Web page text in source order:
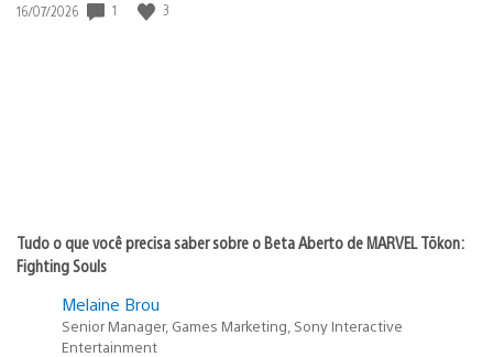
Data
16/07/2026 1 3
Tudo o que você precisa saber sobre o Beta Aberto de MARVEL Tōkon:
Fighting Souls
Melaine Brou
Senior Manager, Games Marketing, Sony Interactive
Entertainment